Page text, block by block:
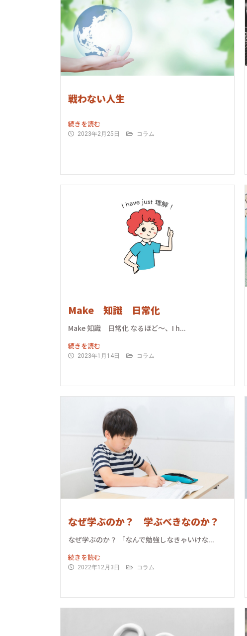
戦わない人生
続きを読む
2023年2月25日 コラム
Make 知識 日常化
Make 知識 日常化 なるほど〜、I h...
続きを読む
2023年1月14日 コラム
なぜ学ぶのか？ 学ぶべきなのか？
なぜ学ぶのか？ 「なんで勉強しなきゃいけな...
続きを読む
2022年12月3日 コラム